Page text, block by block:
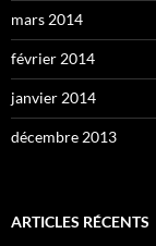
mars 2014
février 2014
janvier 2014
décembre 2013
ARTICLES RÉCENTS